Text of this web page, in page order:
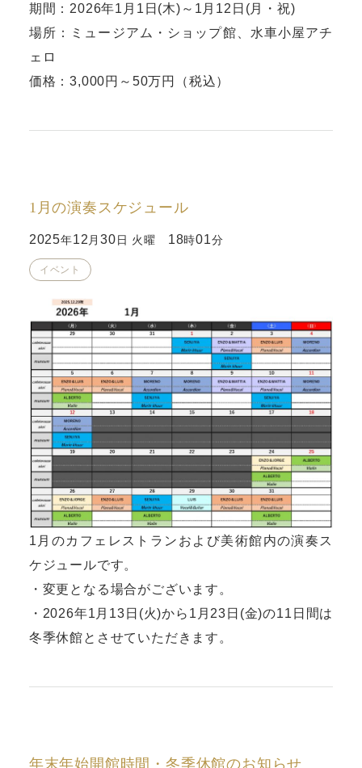
期間：2026年1月1日(木)～1月12日(月・祝)
場所：ミュージアム・ショップ館、水車小屋アチ
ェロ
価格：3,000円～50万円（税込）
1月の演奏スケジュール
2025年12 月30 日 火曜 18時01分
イベント
1月のカフェレストランおよび美術館内の演奏ス
ケジュールです。
・変更となる場合がございます。
・2026年1月13日(火)から1月23日(金)の11日間は
冬季休館とさせていただきます。
年末年始開館時間・冬季休館のお知らせ